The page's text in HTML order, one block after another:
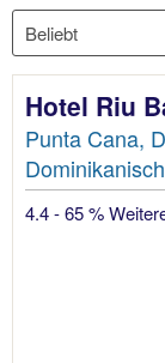
Hotel Riu
Punta Cana,
4.4 - 65 %